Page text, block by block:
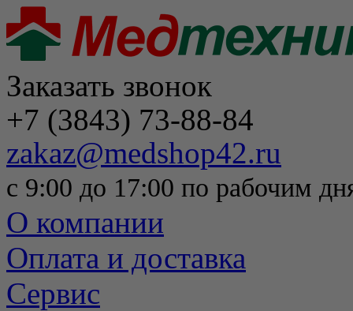
Заказать звонок
+7 (3843) 73-88-84
zakaz@medshop42.ru
с 9:00 до 17:00 по рабочим
О компании
Оплата и доставка
Сервис